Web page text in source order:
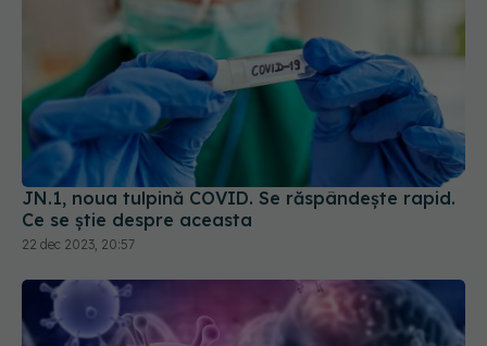
JN.1, noua tulpină COVID. Se răspândește rapid.
Ce se știe despre aceasta
22 dec 2023, 20:57